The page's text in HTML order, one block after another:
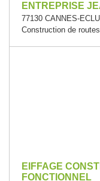
ENTREPRISE
77130 CANNES-
Construction de
EIFFAGE
FONCTIONNEL